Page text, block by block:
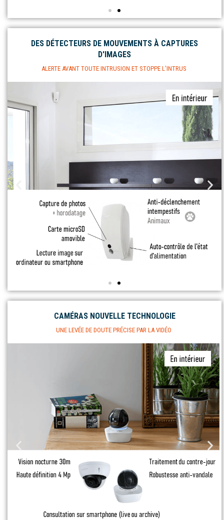
DES DÉTECTEURS DE MOUVEMENTS À CAPTURES
D'IMAGES
ALERTE AVANT TOUTE INTRUSION ET STOPPE L’INTRUS
CAMÉRAS NOUVELLE TECHNOLOGIE
UNE LEVÉE DE DOUTE PRÉCISE PAR LA VIDÉO